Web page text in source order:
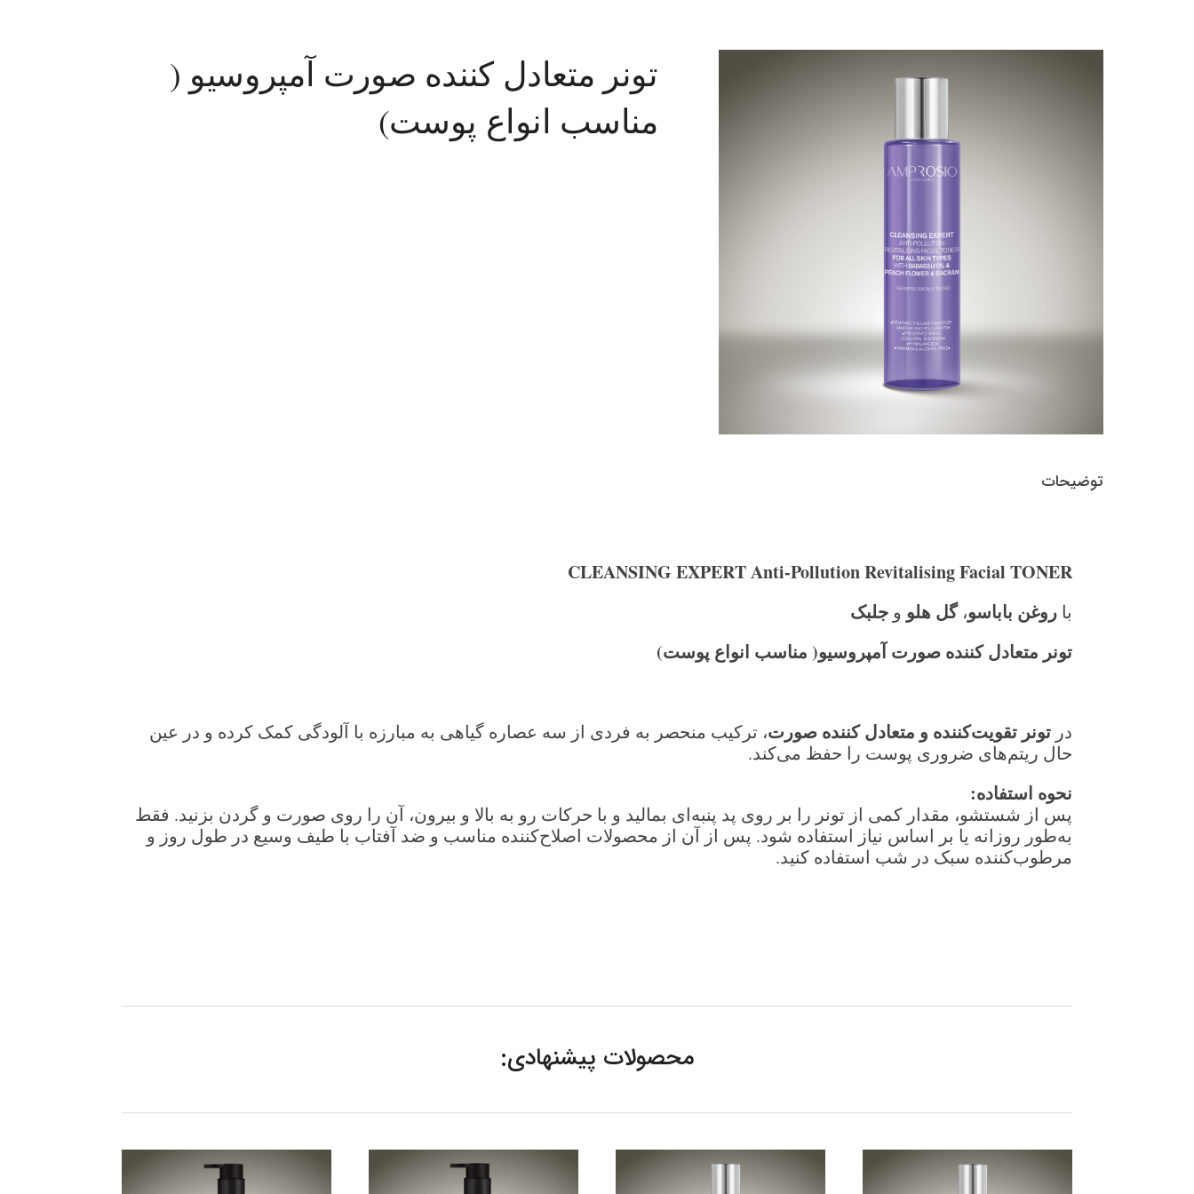
تونر متعادل کننده صورت آمپروسیو (
مناسب انواع پوست)
توضیحات
CLEANSING EXPERT Anti-Pollution Revitalising Facial TONER
با روغن باباسو،گل هلو و جلبک
تونر متعادل کننده صورتآمپروسیو( مناسب انواع پوست)
در تونر تقویت‌کننده و متعادل کننده صورت، ترکیب منحصر به فردی از سه عصاره گیاهی به مبارزه با آلودگی کمک کرده و در عین
حال ریتم‌های ضروری پوست را حفظ می‌کند.
نحوه استفاده:
پس از شستشو، مقدار کمی از تونر را بر روی پد پنبه‌ای بمالید و با حرکات رو به بالا و بیرون، آن را روی صورت و گردن بزنید. فقط
به‌طور روزانه یا بر اساس نیاز استفاده شود. پس از آن از محصولات اصلاح‌کننده مناسب و ضد آفتاب با طیف وسیع در طول روز و
مرطوب‌کننده سبک در شب استفاده کنید.
محصولات پیشنهادی: